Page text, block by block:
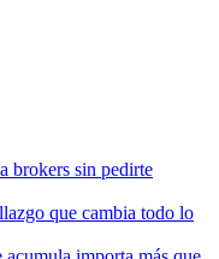
brokers sin pedirte
que cambia todo lo